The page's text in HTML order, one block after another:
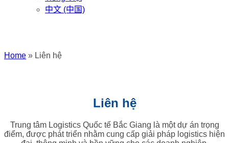
中文 (中国)
Home » Liên hệ
Liên hệ
Trung tâm Logistics Quốc tế Bắc Giang là một dự án trọng
điểm, được phát triển nhằm cung cấp giải pháp logistics hiện